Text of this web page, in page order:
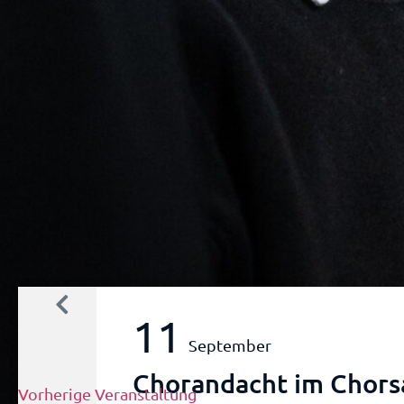
Vorherige Veranstaltung
11 September
Chorandacht im